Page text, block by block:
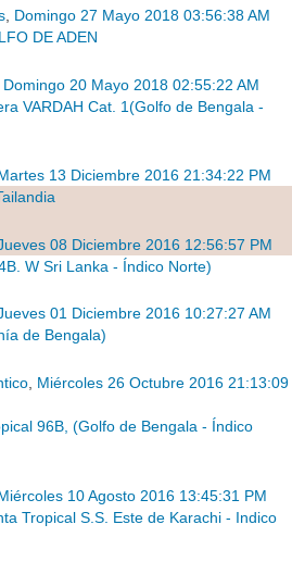
Domingo 27 Mayo 2018 03:56:38 AM
DE ADEN
Domingo 20 Mayo 2018 02:55:22 AM
VARDAH Cat. 1(Golfo de Bengala -
13 Diciembre 2016 21:34:22 PM
08 Diciembre 2016 12:56:57 PM
W Sri Lanka - Índico Norte)
01 Diciembre 2016 10:27:27 AM
de Bengala)
Miércoles 26 Octubre 2016 21:13:09
96B, (Golfo de Bengala - Índico
10 Agosto 2016 13:45:31 PM
Tropical S.S. Este de Karachi - Indico